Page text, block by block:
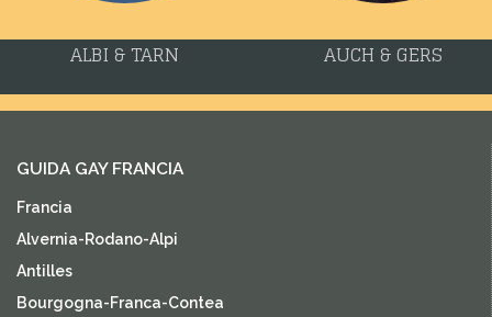
ALBI & TARN AUCH & GERS
GUIDA GAY FRANCIA
Francia
Alvernia-Rodano-Alpi
Antilles
Bourgogna-Franca-Contea